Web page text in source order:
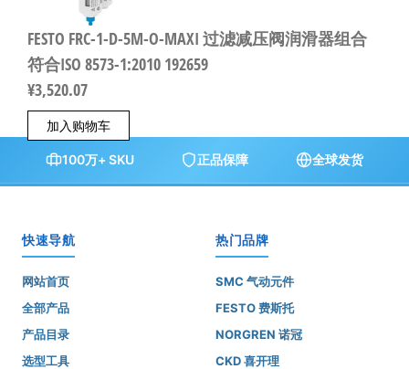
FESTO FRC-1-D-5M-O-MAXI 过滤减压阀润滑器组合
符合ISO 8573-1:2010 192659
¥3,520.07
加入购物车
100万+ SKU 正品保障 全球发货
快速导航
网站首页
全部产品
产品目录
选型工具
热门品牌
SMC 气动元件
FESTO 费斯托
NORGREN 诺冠
CKD 喜开理